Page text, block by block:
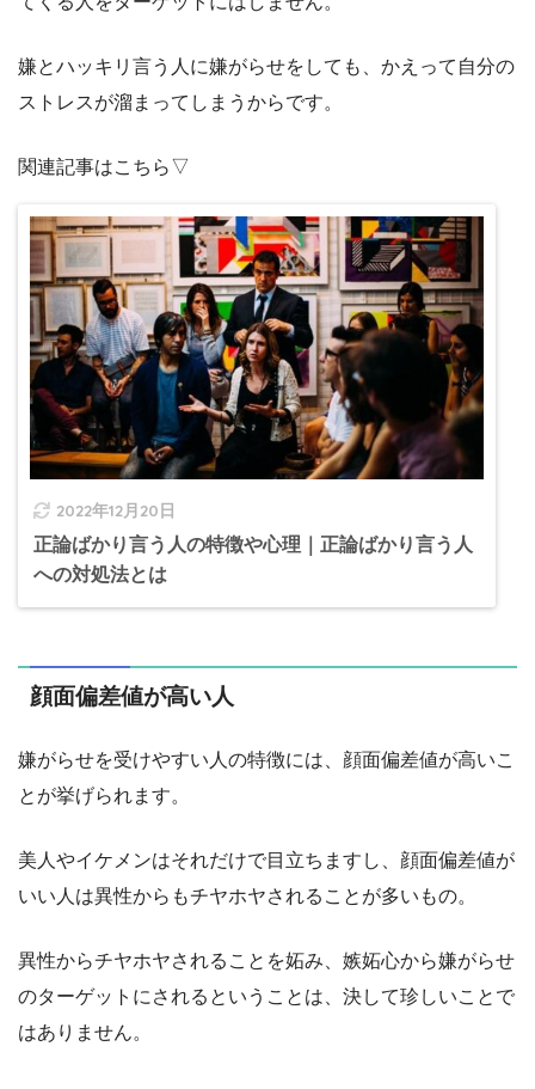
嫌とハッキリ言う人に嫌がらせをしても、かえって自分の
ストレスが溜まってしまうからです。
関連記事はこちら▽
2022年12月20日
正論ばかり言う人の特徴や心理｜正論ばかり言う人
への対処法とは
顔面偏差値が高い人
嫌がらせを受けやすい人の特徴には、顔面偏差値が高いこ
とが挙げられます。
美人やイケメンはそれだけで目立ちますし、顔面偏差値が
いい人は異性からもチヤホヤされることが多いもの。
異性からチヤホヤされることを妬み、嫉妬心から嫌がらせ
のターゲットにされるということは、決して珍しいことで
はありません。